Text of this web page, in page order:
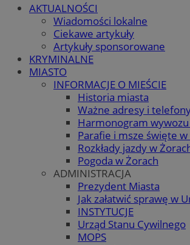
AKTUALNOŚCI
Wiadomości lokalne
Ciekawe artykuły
Artykuły sponsorowane
KRYMINALNE
MIASTO
INFORMACJE O MIEŚCIE
Historia miasta
Ważne adresy i
Harmonogram
Parafie i msze święte w
Rozkłady jazdy w
Pogoda w Żorach
ADMINISTRACJA
Prezydent Miasta
Jak załatwić sprawę w
INSTYTUCJE
Urząd Stanu Cywilnego
MOPS